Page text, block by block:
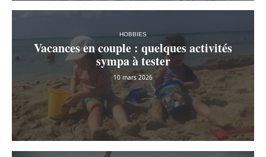
HOBBIES
Vacances en couple : quelques activités
sympa à tester
10 mars 2026